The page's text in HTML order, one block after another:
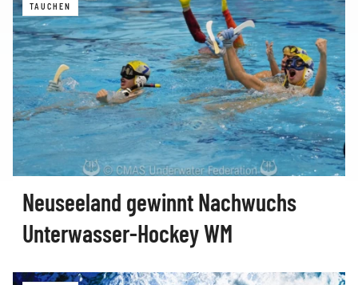
TAUCHEN
Neuseeland gewinnt Nachwuchs
Unterwasser-Hockey WM